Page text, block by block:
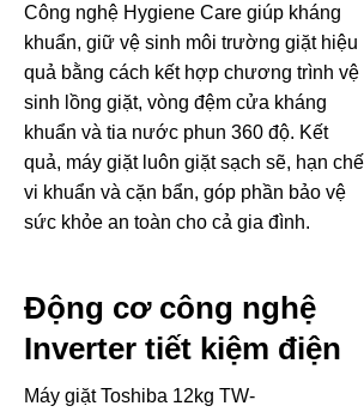
Công nghệ Hygiene Care giúp kháng
khuẩn, giữ vệ sinh môi trường giặt hiệu
quả bằng cách kết hợp chương trình vệ
sinh lồng giặt, vòng đệm cửa kháng
khuẩn và tia nước phun 360 độ. Kết
quả, máy giặt luôn giặt sạch sẽ, hạn chế
vi khuẩn và cặn bẩn, góp phần bảo vệ
sức khỏe an toàn cho cả gia đình.
Động cơ công nghệ
Inverter tiết kiệm điện
Máy giặt Toshiba 12kg TW-